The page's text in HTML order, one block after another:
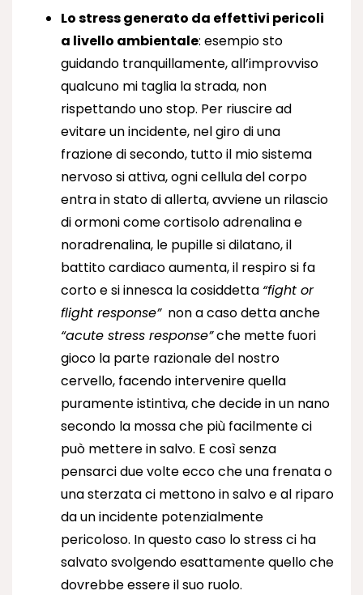
Lo stress generato da effettivi pericoli
a livello ambientale: esempio sto
guidando tranquillamente, all’improvviso
qualcuno mi taglia la strada, non
rispettando uno stop. Per riuscire ad
evitare un incidente, nel giro di una
frazione di secondo, tutto il mio sistema
nervoso si attiva, ogni cellula del corpo
entra in stato di allerta, avviene un rilascio
di ormoni come cortisolo adrenalina e
noradrenalina, le pupille si dilatano, il
battito cardiaco aumenta, il respiro si fa
corto e si innesca la cosiddetta “fight or
flight response”non a caso detta anche
“acute stress response”che mette fuori
gioco la parte razionale del nostro
cervello, facendo intervenire quella
puramente istintiva, che decide in un nano
secondo la mossa che più facilmente ci
può mettere in salvo. E così senza
pensarci due volte ecco che una frenata o
una sterzata ci mettono in salvo e al riparo
da un incidente potenzialmente
pericoloso. In questo caso lo stress ci ha
salvato svolgendo esattamente quello che
dovrebbe essere il suo ruolo.